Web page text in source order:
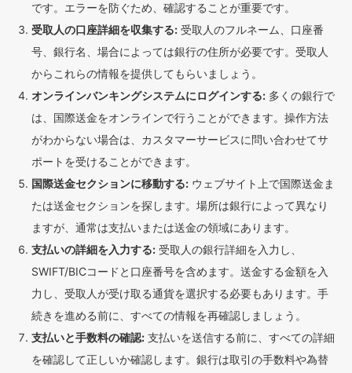
です。エラーを防ぐため、確認することが重要です。
受取人の口座詳細を収集する: 受取人のフルネーム、口座番
号、銀行名、場合によっては銀行の住所が必要です。受取人
からこれらの情報を提供してもらいましょう。
オンラインバンキングシステムにログインする: 多くの銀行で
は、国際送金をオンラインで行うことができます。操作方法
がわからない場合は、カスタマーサービスに問い合わせてサ
ポートを受けることができます。
国際送金セクションに移動する: ウェブサイト上で国際送金ま
たは送金セクションを探します。場所は銀行によって異なり
ますが、通常は支払いまたは送金の領域にあります。
支払いの詳細を入力する: 受取人の銀行詳細を入力し、
SWIFT/BICコードと口座番号を含めます。送金する金額を入
力し、受取人が受け取る通貨を選択する必要もあります。手
続きを進める前に、すべての情報を再確認しましょう。
支払いと手数料の確認: 支払いを送信する前に、すべての詳細
を確認して正しいか確認します。銀行は取引の手数料や為替